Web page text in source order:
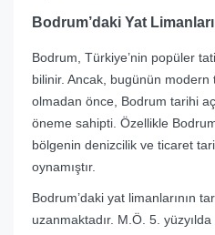
Bodrum’daki Yat
Bodrum, Türkiye’nin popüler
bilinir. Ancak, bugünün modern
olmadan önce, Bodrum tarihi
öneme sahipti. Özellikle
bölgenin denizcilik ve ticaret
oynamıştır.
Bodrum’daki yat limanlarının
uzanmaktadır. M.Ö. 5.